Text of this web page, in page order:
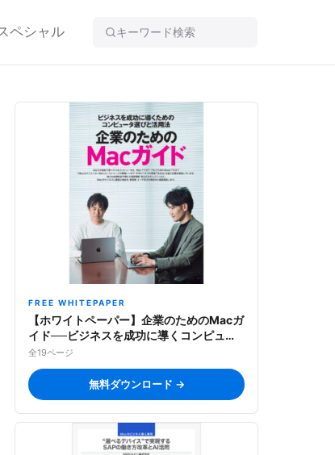
ペシャル
FREE WHITEPAPER
【ホワイトペーパー】企業のためのMacガ
イド──ビジネスを成功に導くコンピュー
タ選びと活用法
全19ページ
無料ダウンロード →